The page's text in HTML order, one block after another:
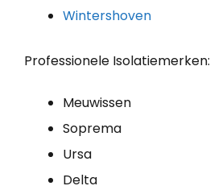
Wintershoven
Professionele Isolatiemerken:
Meuwissen
Soprema
Ursa
Delta